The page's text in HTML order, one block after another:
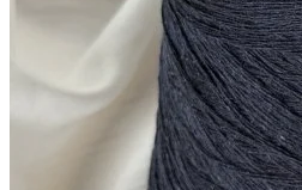
Мы используем файлы
чтобы улучшить работу сайта и
больше возможностей. Также, к
веб аналитики Яндекс